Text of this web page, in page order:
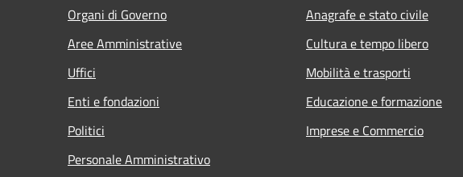
Organi di Governo
Aree Amministrative
Uffici
Enti e fondazioni
Politici
Personale Amministrativo
Anagrafe e stato civile
Cultura e tempo libero
Mobilità e trasporti
Educazione e formazione
Imprese e Commercio